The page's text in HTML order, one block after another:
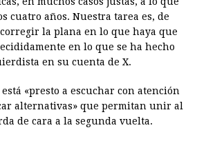
cuatro años. Nuestra tarea es, de
la plana en lo que haya que
en lo que se ha hecho
en su cuenta de X.
«presto a escuchar con atención
alternativas» que permitan unir al
de cara a la segunda vuelta.